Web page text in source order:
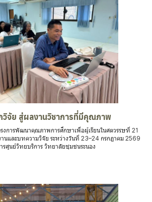
จัย สู่ผลงานวิชาการที่มีคุณภาพ
งการพัฒนาคุณภาพการศึกษาเพื่อผู้เรียนในศตวรรษที่ 21
านและบทความวิจัย ระหว่างวันที่ 23–24 กรกฎาคม 2569
ศูนย์วิทยบริการ วิทยาลัยชุมชนระนอง